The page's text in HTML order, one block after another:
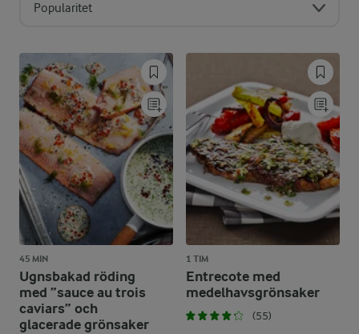
Popularitet
45 MIN
Ugnsbakad röding
med ”sauce au trois
caviars” och
glacerade grönsaker
1 TIM
Entrecote med
medelhavsgrönsaker
(55)